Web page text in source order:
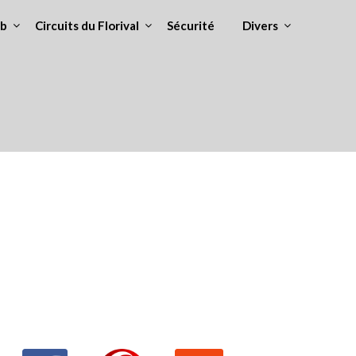
Circuits du Florival Sécurité Divers